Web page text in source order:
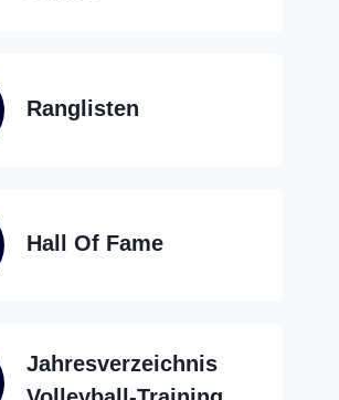
Ranglisten
Hall Of Fame
Jahresverzeichnis